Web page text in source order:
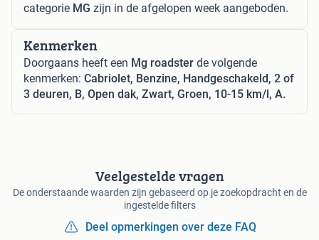
categorie MG zijn in de afgelopen week aangeboden.
Kenmerken
Doorgaans heeft een Mg roadster de volgende
kenmerken: Cabriolet, Benzine, Handgeschakeld, 2 of
3 deuren, B, Open dak, Zwart, Groen, 10-15 km/l, A.
Veelgestelde vragen
De onderstaande waarden zijn gebaseerd op je zoekopdracht en de
ingestelde filters
Deel opmerkingen over deze FAQ